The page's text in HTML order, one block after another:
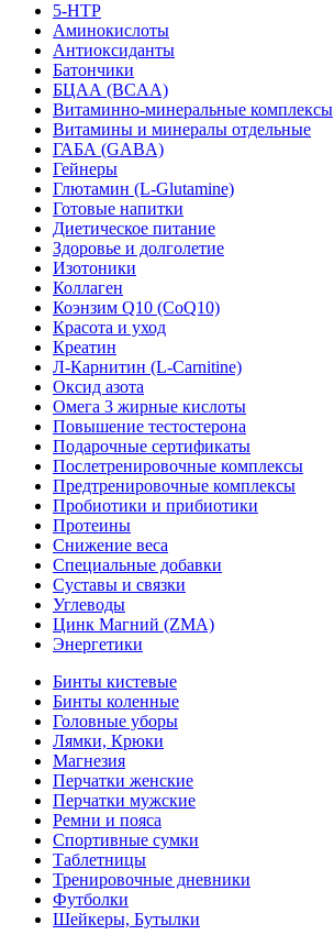
5-HTP
Аминокислоты
Антиоксиданты
Батончики
БЦАА (BCAA)
Витаминно-минеральные комплексы
Витамины и минералы отдельные
ГАБА (GABA)
Гейнеры
Глютамин (L-Glutamine)
Готовые напитки
Диетическое питание
Здоровье и долголетие
Изотоники
Коллаген
Коэнзим Q10 (CoQ10)
Красота и уход
Креатин
Л-Карнитин (L-Сarnitine)
Оксид азота
Омега 3 жирные кислоты
Повышение тестостерона
Подарочные сертификаты
Послетренировочные комплексы
Предтренировочные комплексы
Пробиотики и прибиотики
Протеины
Снижение веса
Специальные добавки
Суставы и связки
Углеводы
Цинк Магний (ZMA)
Энергетики
Бинты кистевые
Бинты коленные
Головные уборы
Лямки, Крюки
Магнезия
Перчатки женские
Перчатки мужские
Ремни и пояса
Спортивные сумки
Таблетницы
Тренировочные дневники
Футболки
Шейкеры, Бутылки